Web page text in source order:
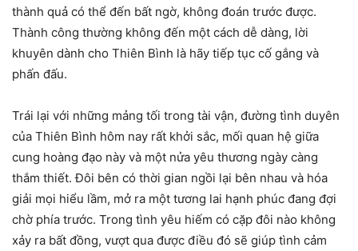
thành quả có thể đến bất ngờ, không đoán trước được.
Thành công thường không đến một cách dễ dàng, lời
khuyên dành cho Thiên Bình là hãy tiếp tục cố gắng và
phấn đấu.
Trái lại với những mảng tối trong tài vận, đường tình duyên
của Thiên Bình hôm nay rất khởi sắc, mối quan hệ giữa
cung hoàng đạo này và một nửa yêu thương ngày càng
thắm thiết. Đôi bên có thời gian ngồi lại bên nhau và hóa
giải mọi hiểu lầm, mở ra một tương lai hạnh phúc đang đợi
chờ phía trước. Trong tình yêu hiếm có cặp đôi nào không
xảy ra bất đồng, vượt qua được điều đó sẽ giúp tình cảm